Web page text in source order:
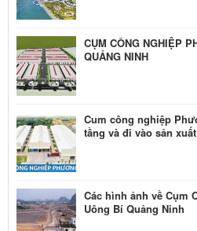
CỤM CÔNG NGHIỆP
QUẢNG NINH
Cum công nghiệp
tầng và đi vào sản xuất
Các hình ảnh về Cụm
Uông Bí Quảng Ninh